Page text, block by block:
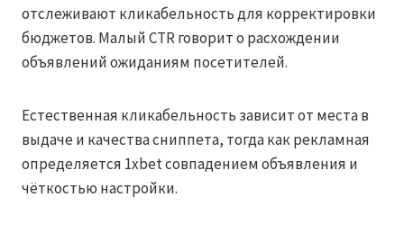
отслеживают кликабельность для корректировки
бюджетов. Малый CTR говорит о расхождении
объявлений ожиданиям посетителей.
Естественная кликабельность зависит от места в
выдаче и качества сниппета, тогда как рекламная
определяется 1xbet совпадением объявления и
чёткостью настройки.